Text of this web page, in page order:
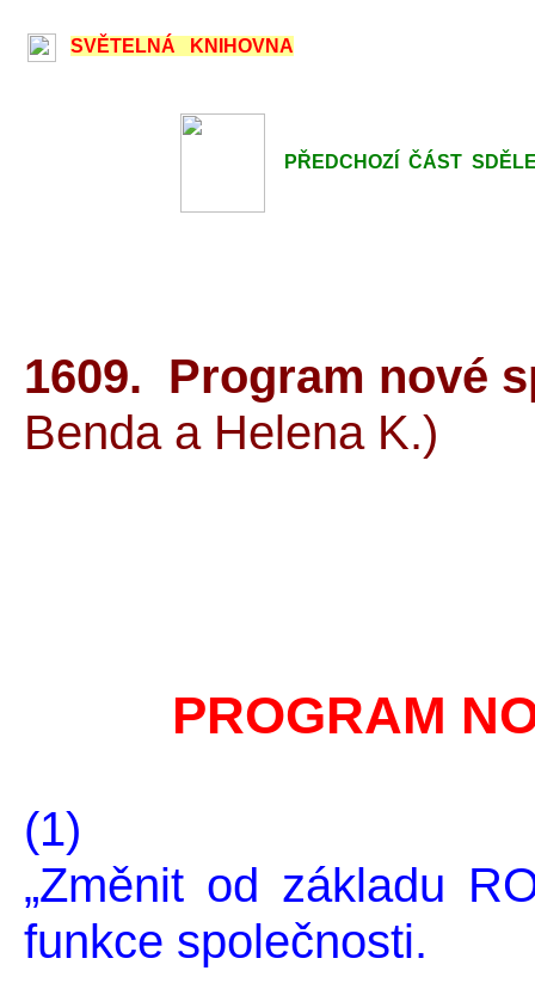
SVĚTELNÁ KNIHOVNA
PŘEDCHOZÍ ČÁST
1609. Program nové
Benda a
PROGRAM
(1)
„Změnit od základu
funkce společnosti.